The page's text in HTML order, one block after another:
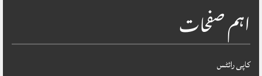
اہم صفحات
کاپی رائٹس